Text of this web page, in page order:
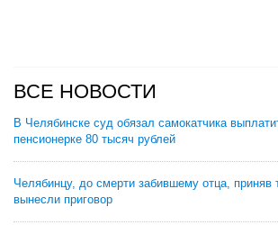
ВСЕ НОВОСТИ
В Челябинске суд обязал самокатчика
пенсионерке 80 тысяч рублей
Челябинцу, до смерти забившему отца, приняв
вынесли приговор